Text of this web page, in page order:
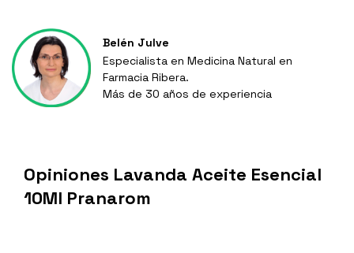
Belén Julve
Especialista en Medicina Natural en
Farmacia Ribera.
Más de 30 años de experiencia
Opiniones Lavanda Aceite Esencial
10Ml Pranarom